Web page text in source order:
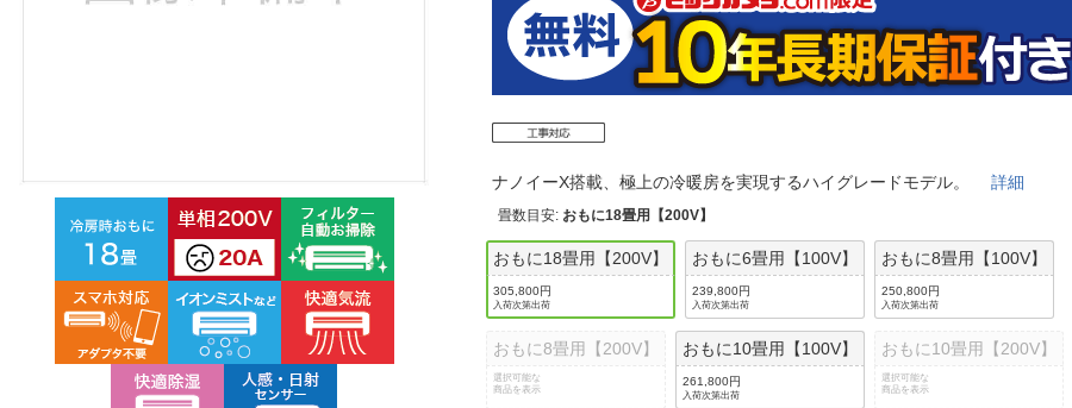
よくある質問・お問合せ
ご利用規約
IR
ナノイーX搭載、極上の冷暖房を実現するハイグレードモデル。詳細
畳数目安: おもに18畳用【200V】
おもに18畳用【200V】
305,800円
入荷次第出荷
おもに6畳用【100V】
239,800円
入荷次第出荷
おもに8畳用【100V】
250,800円
入荷次第出荷
おもに8畳用【200V】
選択可能な
商品を表示
おもに10畳用【100V】
261,800円
入荷次第出荷
おもに10畳用【200V】
選択可能な
商品を表示